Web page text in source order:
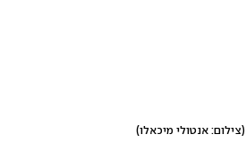
(צילום: אנטולי מיכאלו)